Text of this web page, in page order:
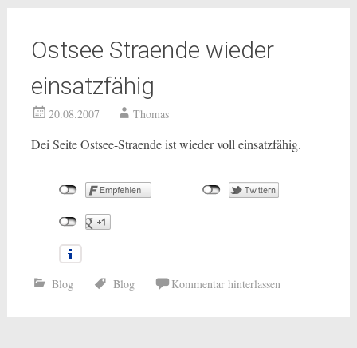
Ostsee Straende wieder
einsatzfähig
20.08.2007 Thomas
Dei Seite Ostsee-Straende ist wieder voll einsatzfähig.
Blog Blog Kommentar hinterlassen